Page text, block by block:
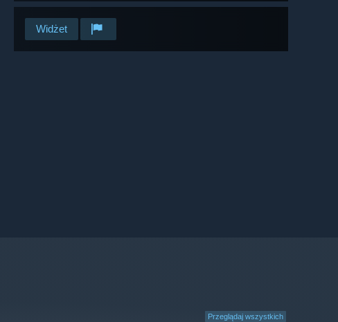
Widżet
Przeglądaj wszystkich